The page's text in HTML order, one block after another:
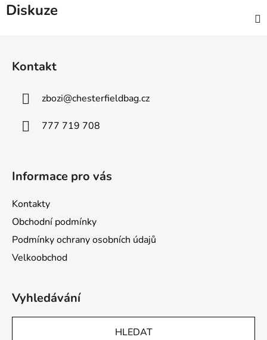
Diskuze
Kontakt
zbozi@chesterfieldbag.cz
777 719 708
Informace pro vás
Kontakty
Obchodní podmínky
Podmínky ochrany osobních údajů
Velkoobchod
Vyhledávání
HLEDAT